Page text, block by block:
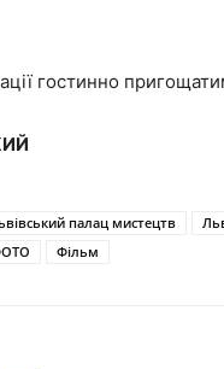
гостинно
палац мистецтв
Фільм